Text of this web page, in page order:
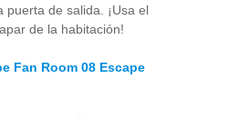
puerta de salida. ¡Usa el
de la habitación!
Fan Room 08 Escape